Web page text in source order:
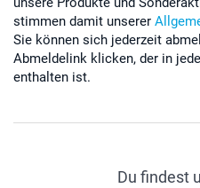
stimmen damit unserer
Sie können sich jederzeit
Abmeldelink klicken, der in
enthalten ist.
Du findest